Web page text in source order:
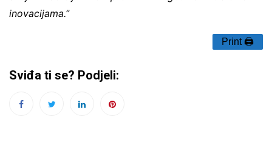
inovacijama.”
Print 🖨
Sviđa ti se? Podjeli: